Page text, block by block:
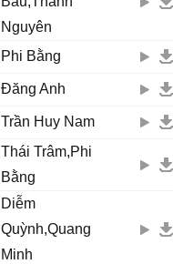
Nguyên
Phi Bằng
Đăng Anh
Trần Huy Nam
Thái Trâm,Phi
Bằng
Diễm
Quỳnh,Quang
Minh